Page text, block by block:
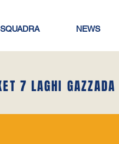
NEWS
7 LAGHI GAZZADA